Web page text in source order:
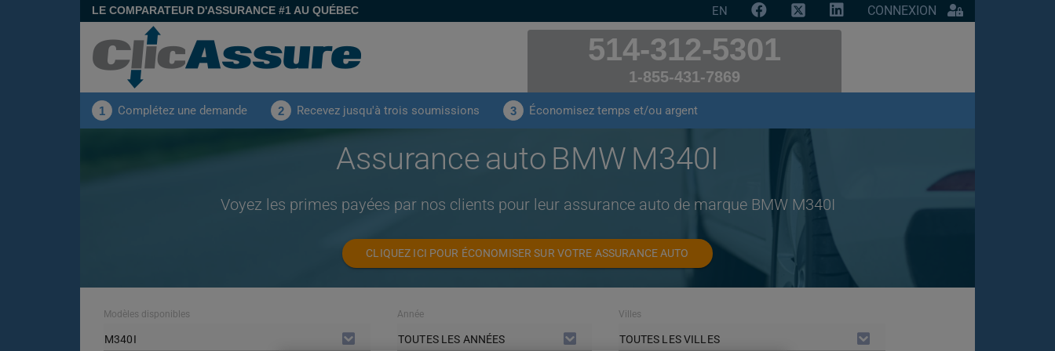
LE COMPARATEUR D'ASSURANCE #1 AU QUÉBEC EN CONNEXION
514-312-5301
1-855-431-7869
1 Complétez une demande 2 Recevez jusqu'à trois soumissions 3 Économisez temps et/ou argent
Assurance auto BMW M340I
Voyez les primes payées par nos clients pour leur assurance auto de marque BMW M340I
CLIQUEZ ICI POUR ÉCONOMISER SUR VOTRE ASSURANCE AUTO
Modèles disponibles
M340I
Année
TOUTES LES ANNÉES
Villes
TOUTES LES VILLES